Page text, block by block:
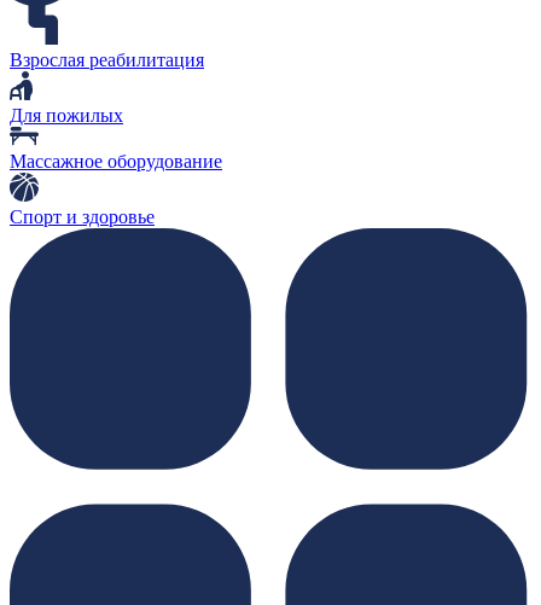
Взрослая реабилитация
Для пожилых
Массажное оборудование
Спорт и здоровье